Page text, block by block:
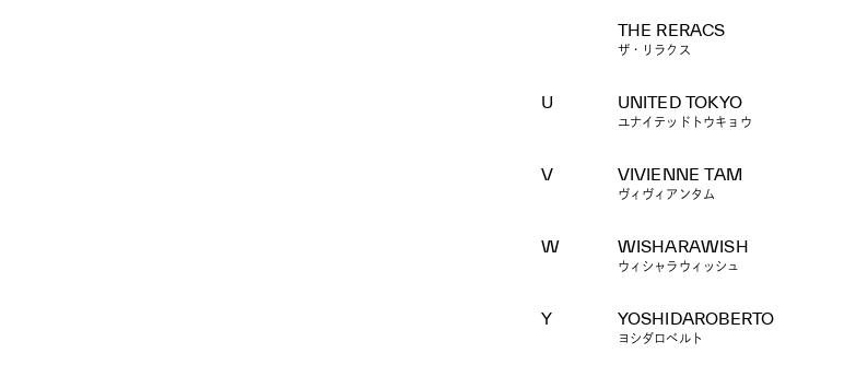
THE RERACS
ザ・リラクス
U UNITED TOKYO
ユナイテッドトウキョウ
V VIVIENNE TAM
ヴィヴィアンタム
W WISHARAWISH
ウィシャラウィッシュ
Y YOSHIDAROBERTO
ヨシダロベルト